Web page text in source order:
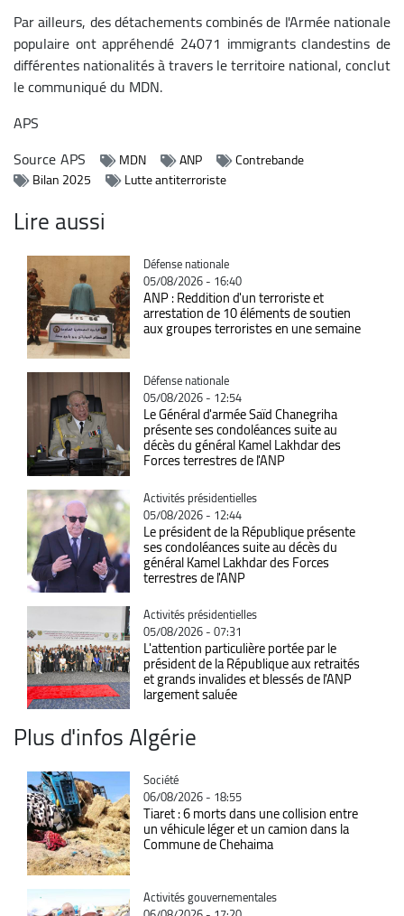
Par ailleurs, des détachements combinés de l'Armée nationale
populaire ont appréhendé 24071 immigrants clandestins de
différentes nationalités à travers le territoire national, conclut
le communiqué du MDN.
APS
SourceAPS MDN ANP
Contrebande
Bilan 2025
Lutte antiterroriste
Lire aussi
Catégorie
Défense nationale
05/08/2026 - 16:40
ANP : Reddition d'un terroriste et
arrestation de 10 éléments de soutien
aux groupes terroristes en une semaine
Catégorie
Défense nationale
05/08/2026 - 12:54
Le Général d'armée Saïd Chanegriha
présente ses condoléances suite au
décès du général Kamel Lakhdar des
Forces terrestres de l'ANP
Catégorie
Activités présidentielles
05/08/2026 - 12:44
Le président de la République présente
ses condoléances suite au décès du
général Kamel Lakhdar des Forces
terrestres de l'ANP
Catégorie
Activités présidentielles
05/08/2026 - 07:31
L'attention particulière portée par le
président de la République aux retraités
et grands invalides et blessés de l'ANP
largement saluée
Plus d'infos Algérie
Catégorie
Société
06/08/2026 - 18:55
Tiaret : 6 morts dans une collision entre
un véhicule léger et un camion dans la
Commune de Chehaima
Catégorie
Activités gouvernementales